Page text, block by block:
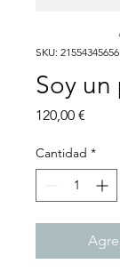
SKU: 21554345656
Soy
120,00 €
Cantidad *